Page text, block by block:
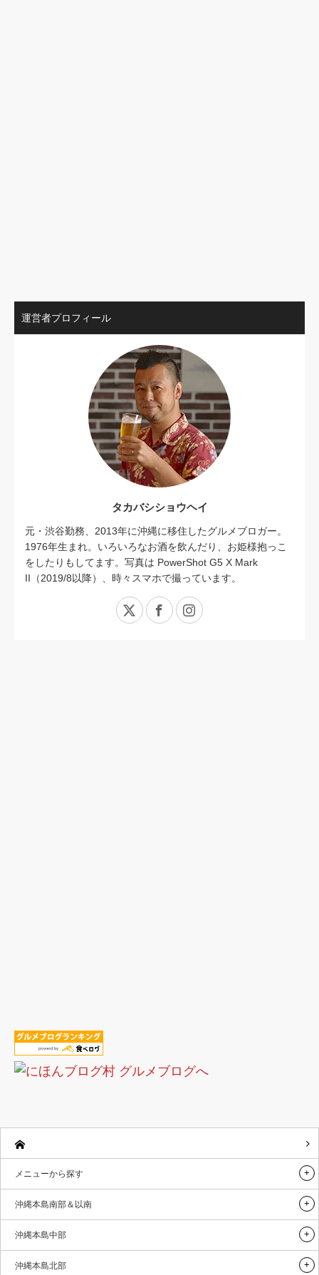
運営者プロフィール
タカバシショウヘイ
元・渋谷勤務、2013年に沖縄に移住したグルメブロガー。
1976年生まれ。いろいろなお酒を飲んだり、お姫様抱っこ
をしたりもしてます。写真は PowerShot G5 X Mark
II（2019/8以降）、時々スマホで撮っています。
X FacebookInstagram
メニューから探す
沖縄本島南部＆以南
沖縄本島中部
沖縄本島北部